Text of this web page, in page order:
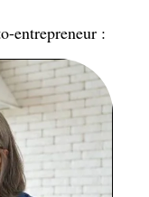
entrepreneur :